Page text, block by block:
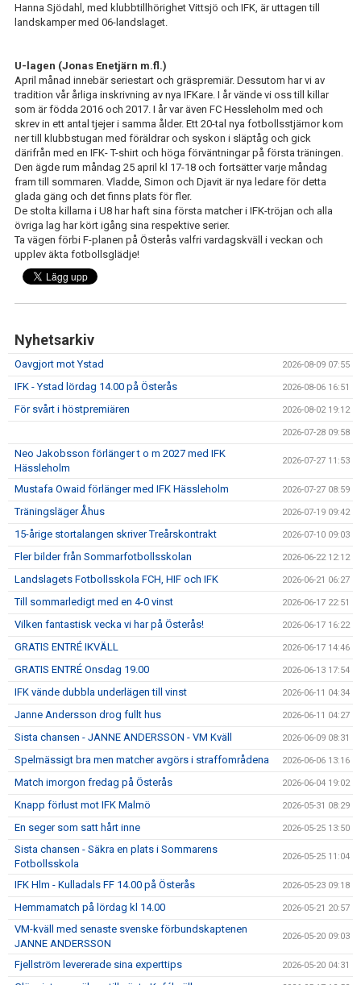
Hanna Sjödahl, med klubbtillhörighet Vittsjö och IFK, är uttagen till
landskamper med 06-landslaget.
U-lagen (Jonas Enetjärn m.fl.)
April månad innebär seriestart och gräspremiär. Dessutom har vi av
tradition vår årliga inskrivning av nya IFKare. I år vände vi oss till killar
som är födda 2016 och 2017. I år var även FC Hessleholm med och
skrev in ett antal tjejer i samma ålder. Ett 20-tal nya fotbollsstjärnor kom
ner till klubbstugan med föräldrar och syskon i släptåg och gick
därifrån med en IFK- T-shirt och höga förväntningar på första träningen.
Den ägde rum måndag 25 april kl 17-18 och fortsätter varje måndag
fram till sommaren. Vladde, Simon och Djavit är nya ledare för detta
glada gäng och det finns plats för fler.
De stolta killarna i U8 har haft sina första matcher i IFK-tröjan och alla
övriga lag har kört igång sina respektive serier.
Ta vägen förbi F-planen på Österås valfri vardagskväll i veckan och
upplev äkta fotbollsglädje!
Nyhetsarkiv
Oavgjort mot Ystad 2026-08-09 07:55
IFK - Ystad lördag 14.00 på Österås 2026-08-06 16:51
För svårt i höstpremiären 2026-08-02 19:12
2026-07-28 09:58
Neo Jakobsson förlänger t o m 2027 med IFK
Hässleholm
2026-07-27 11:53
Mustafa Owaid förlänger med IFK Hässleholm 2026-07-27 08:59
Träningsläger Åhus 2026-07-19 09:42
15-årige stortalangen skriver Treårskontrakt 2026-07-10 09:03
Fler bilder från Sommarfotbollsskolan 2026-06-22 12:12
Landslagets Fotbollsskola FCH, HIF och IFK 2026-06-21 06:27
Till sommarledigt med en 4-0 vinst 2026-06-17 22:51
Vilken fantastisk vecka vi har på Österås! 2026-06-17 16:22
GRATIS ENTRÉ IKVÄLL 2026-06-17 14:46
GRATIS ENTRÉ Onsdag 19.00 2026-06-13 17:54
IFK vände dubbla underlägen till vinst 2026-06-11 04:34
Janne Andersson drog fullt hus 2026-06-11 04:27
Sista chansen - JANNE ANDERSSON - VM Kväll 2026-06-09 08:31
Spelmässigt bra men matcher avgörs i straffområdena 2026-06-06 13:16
Match imorgon fredag på Österås 2026-06-04 19:02
Knapp förlust mot IFK Malmö 2026-05-31 08:29
En seger som satt hårt inne 2026-05-25 13:50
Sista chansen - Säkra en plats i Sommarens
Fotbollsskola
2026-05-25 11:04
IFK Hlm - Kulladals FF 14.00 på Österås 2026-05-23 09:18
Hemmamatch på lördag kl 14.00 2026-05-21 20:57
VM-kväll med senaste svenske förbundskaptenen
JANNE ANDERSSON
2026-05-20 09:03
Fjellström levererade sina experttips 2026-05-20 04:31